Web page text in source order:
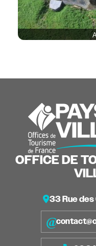
OFFICE DE
33 Rue des